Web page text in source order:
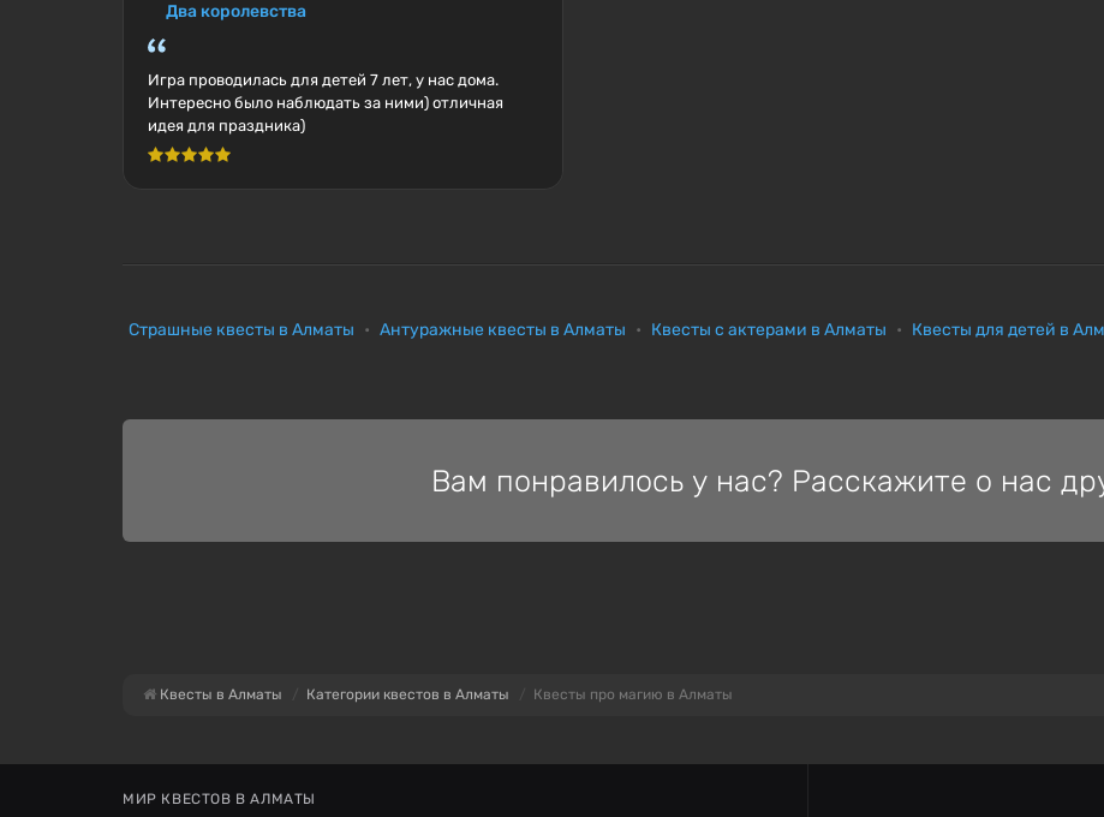
Два королевства
Игра проводилась для детей 7 лет, у нас дома.
Интересно было наблюдать за ними) отличная
идея для праздника)
Страшные квесты в Алматы Антуражные квесты в Алматы Квесты с актерами в Алматы Квесты для детей в
Вам понравилось у нас? Расскажите о нас
Квесты в Алматы Категории квестов в Алматы Квесты про магию в Алматы
МИР КВЕСТОВ В АЛМАТЫ